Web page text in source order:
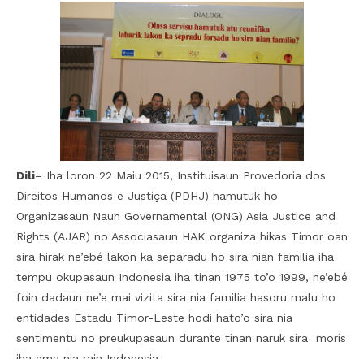
Dili– Iha loron 22 Maiu 2015, Instituisaun Provedoria dos
Direitos Humanos e Justiça (PDHJ) hamutuk ho
Organizasaun Naun Governamental (ONG) Asia Justice and
Rights (AJAR) no Associasaun HAK organiza hikas Timor oan
sira hirak ne’ebé lakon ka separadu ho sira nian familia iha
tempu okupasaun Indonesia iha tinan 1975 to’o 1999, ne’ebé
foin dadaun ne’e mai vizita sira nia familia hasoru malu ho
entidades Estadu Timor-Leste hodi hato’o sira nia
sentimentu no preukupasaun durante tinan naruk sira moris